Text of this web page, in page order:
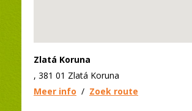
Zlatá Koruna
, 381 01 Zlatá Koruna
Meer info / Zoek route